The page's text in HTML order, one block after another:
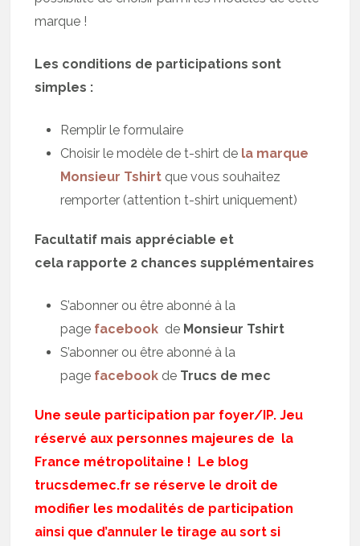
marque !
Les conditions de participations sont
simples :
Remplir le formulaire
Choisir le modèle de t-shirt de la marque
Monsieur Tshirt que vous souhaitez
remporter (attention t-shirt uniquement)
Facultatif mais appréciable et
cela rapporte 2 chances supplémentaires
S’abonner ou être abonné à la
page facebook de Monsieur Tshirt
S’abonner ou être abonné à la
page facebook de Trucs de mec
Une seule participation par foyer/IP. Jeu
réservé aux personnes majeures de la
France métropolitaine ! Le blog
trucsdemec.fr se réserve le droit de
modifier les modalités de participation
ainsi que d’annuler le tirage au sort si